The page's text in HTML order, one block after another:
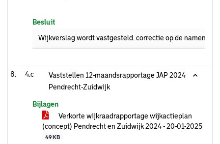
Besluit
Wijkverslag wordt vastgesteld. correctie op de namen
4.c
Vaststellen 12-maandsrapportage JAP 2024
Pendrecht-Zuidwijk
Bijlagen
Verkorte wijkraadrapportage wijkactieplan
(concept) Pendrecht en Zuidwijk 2024 - 20-01-2025
49 KB